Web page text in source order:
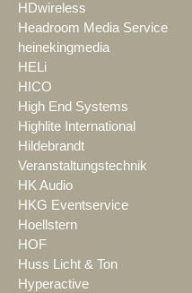
HDwireless
Headroom Media Service
heinekingmedia
HELi
HICO
High End Systems
Highlite International
Hildebrandt
Veranstaltungstechnik
HK Audio
HKG Eventservice
Hoellstern
HOF
Huss Licht & Ton
Hyperactive